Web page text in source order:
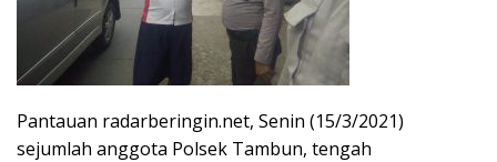
Pantauan radarberingin.net, Senin (15/3/2021)
sejumlah anggota Polsek Tambun, tengah